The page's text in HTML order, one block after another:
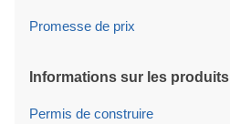
Promesse de prix
Informations sur les produits
Permis de construire